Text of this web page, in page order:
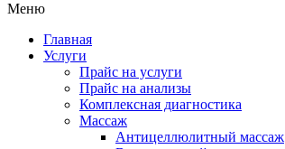
Клиника
жизнь"
Меню
Главная
Услуги
Прайс на услуги
Прайс на анализы
Комплексная диагностика
Массаж
Антицеллюлитный массаж